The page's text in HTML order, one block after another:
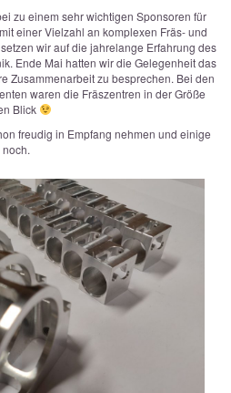
zu einem sehr wichtigen Sponsoren für
einer Vielzahl an komplexen Fräs- und
wir auf die jahrelange Erfahrung des
Ende Mai hatten wir die Gelegenheit das
Zusammenarbeit zu besprechen. Bei den
waren die Fräszentren in der Größe
Blick
freudig in Empfang nehmen und einige